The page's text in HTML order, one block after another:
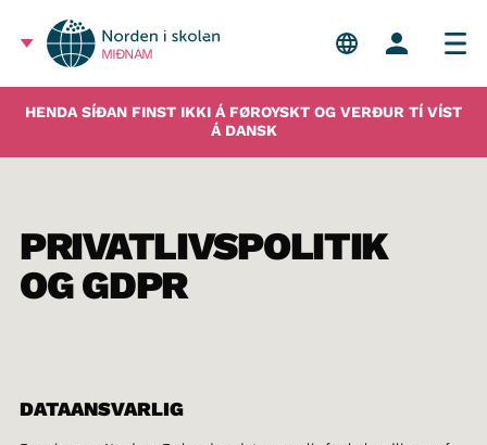
MIÐNÁM
HENDA SÍÐAN FINST IKKI Á FØROYSKT OG VERÐUR TÍ VÍST
Á DANSK
PRIVATLIVSPOLITIK
OG GDPR
DATAANSVARLIG